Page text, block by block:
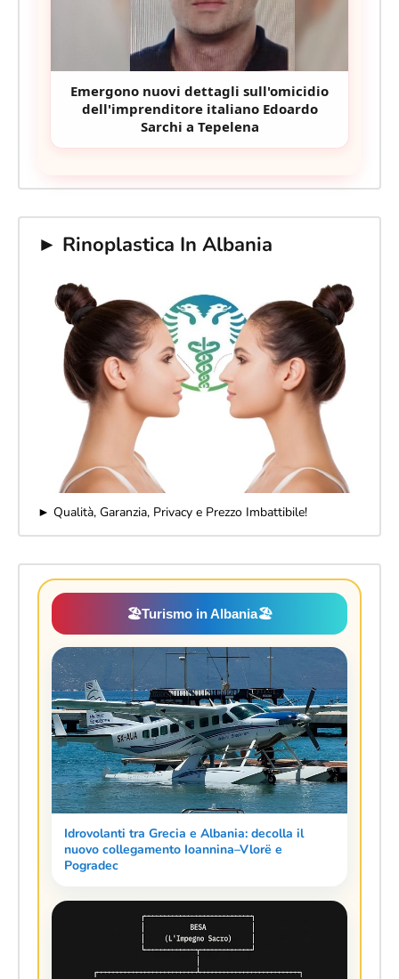
Emergono nuovi dettagli sull'omicidio
dell'imprenditore italiano Edoardo
Sarchi a Tepelena
► Rinoplastica In Albania
► Qualità, Garanzia, Privacy e Prezzo Imbattibile!
🏖️Turismo in Albania🏖️
Idrovolanti tra Grecia e Albania: decolla il
nuovo collegamento Ioannina–Vlorë e
Pogradec